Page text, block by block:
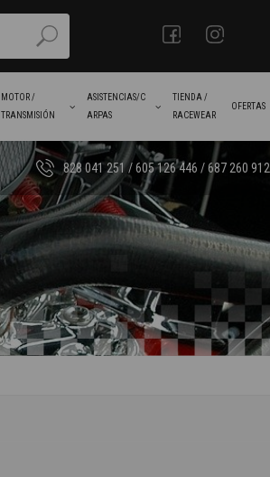
MOTOR /
TRANSMISIÓN
ASISTENCIAS/C
ARPAS
TIENDA /
RACEWEAR
OFERTAS
828 041 251 / 605 126 446 / 687 260 912